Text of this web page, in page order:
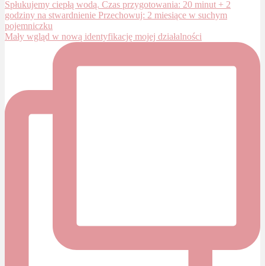
Mały wgląd w nową identyfikację mojej działalności